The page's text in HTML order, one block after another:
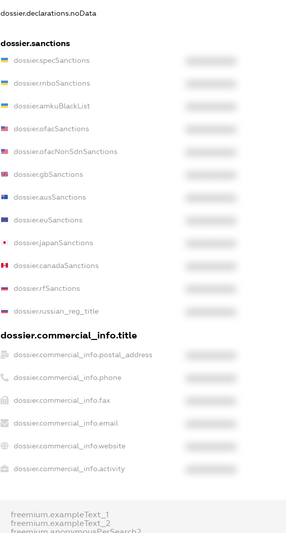
dossier.declarations.noData
dossier.sanctions
dossier.specSanctions
dossier.rnboSanctions
dossier.amkuBlackList
dossier.ofacSanctions
dossier.ofacNonSdnSanctions
dossier.gbSanctions
dossier.ausSanctions
dossier.euSanctions
dossier.japanSanctions
dossier.canadaSanctions
dossier.rfSanctions
dossier.russian_reg_title
dossier.commercial_info.title
dossier.commercial_info.postal_address
dossier.commercial_info.phone
dossier.commercial_info.fax
dossier.commercial_info.email
dossier.commercial_info.website
dossier.commercial_info.activity
freemium.exampleText_1
freemium.exampleText_2